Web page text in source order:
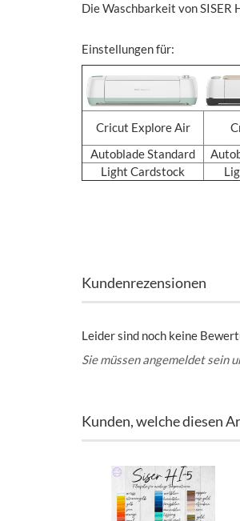
Die Waschbarkeit von SISER
Einstellungen für:
Cricut Explore Air
Autoblade Standard
Light Cardstock
Kundenrezensionen
Leider sind noch keine
Sie müssen angemeldet sein
Kunden, welche diesen